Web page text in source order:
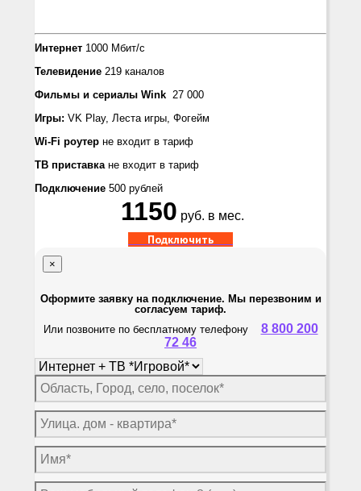
Интернет 1000 Мбит/с
Телевидение 219 каналов
Фильмы и сериалы Wink 27 000
Игры: VK Play, Леста игры, Фогейм
Wi-Fi роутер не входит в тариф
ТВ приставкане входит в тариф
Подключение 500 рублей
1150 руб. в мес.
Подключить
×
Оформите заявку на подключение. Мы перезвоним и
согласуем тариф.
Или позвоните по бесплатному телефону 8 800 200
72 46